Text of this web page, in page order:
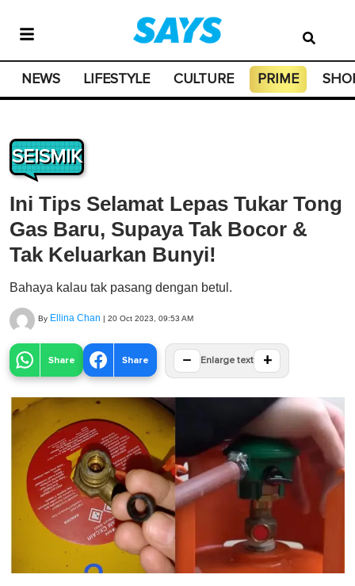
NEWS LIFESTYLE CULTURE PRIME
SEISMIK
Ini Tips Selamat Lepas Tukar Tong
Gas Baru, Supaya Tak Bocor &
Tak Keluarkan Bunyi!
Bahaya kalau tak pasang dengan betul.
By Ellina Chan | 20 Oct 2023, 09:53 AM
Share Share − Enlarge text +